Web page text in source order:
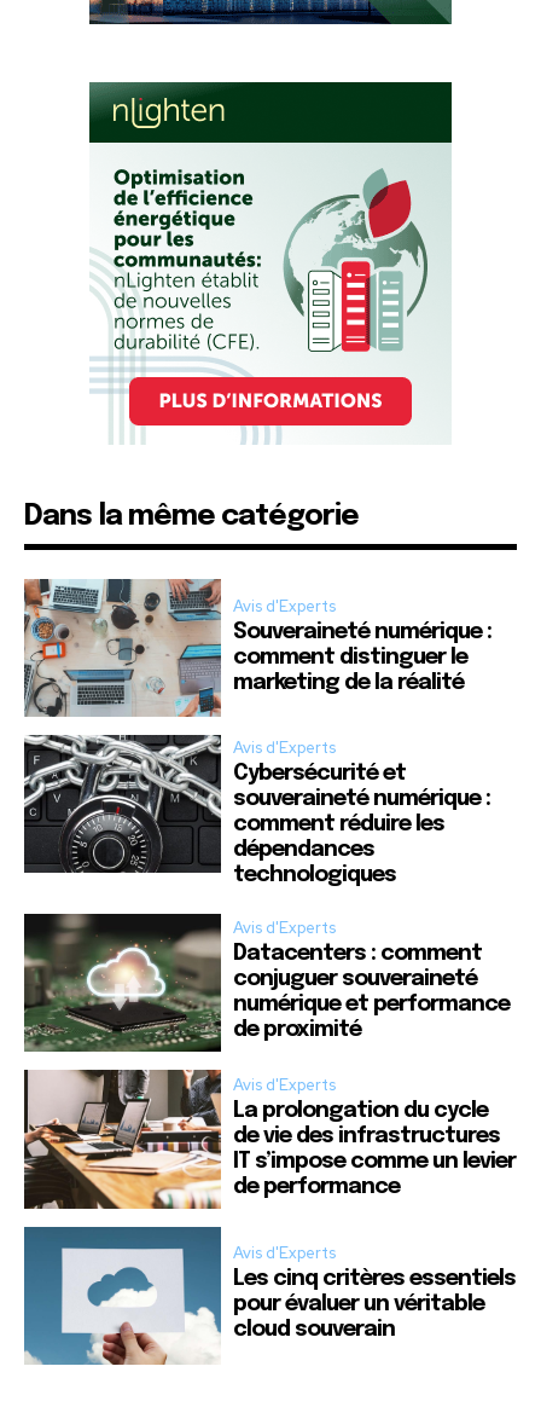
Dans la même catégorie
Avis d'Experts
Souveraineté numérique :
comment distinguer le
marketing de la réalité
Avis d'Experts
Cybersécurité et
souveraineté numérique :
comment réduire les
dépendances
technologiques
Avis d'Experts
Datacenters : comment
conjuguer souveraineté
numérique et performance
de proximité
Avis d'Experts
La prolongation du cycle
de vie des infrastructures
IT s’impose comme un levier
de performance
Avis d'Experts
Les cinq critères essentiels
pour évaluer un véritable
cloud souverain